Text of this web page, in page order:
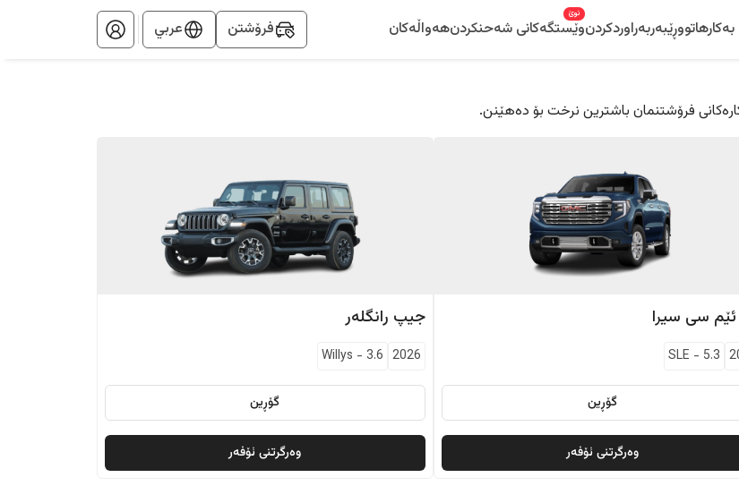
ڕێبەربەراوردکردنوێستگەکانی شەحنکردن
نوێ
هەواڵەکان فرۆشتن عربي
فرۆشتنمان باشترین نرخت بۆ دەهێنن.
سی سیرا
SLE - 5.3
گۆڕین
وەرگرتنی ئۆفەر
جیپ رانگلەر
2026
Willys - 3.6
گۆڕین
وەرگرتنی ئۆفەر